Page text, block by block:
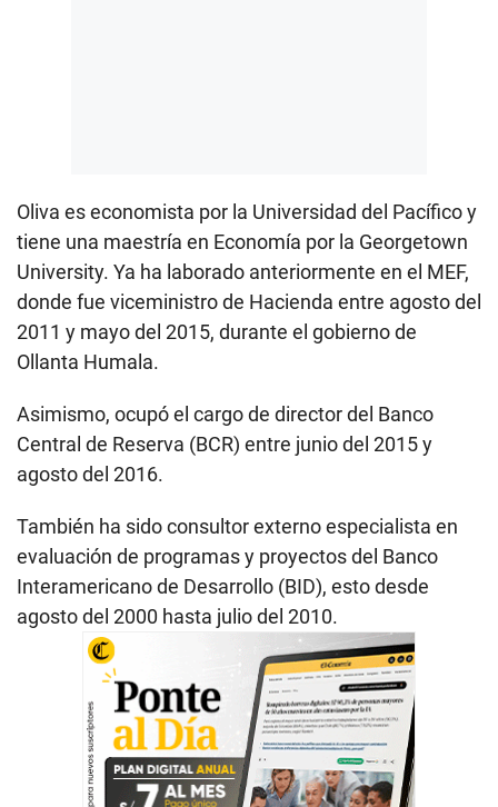
Oliva es economista por la Universidad del Pacífico y
tiene una maestría en Economía por la Georgetown
University. Ya ha laborado anteriormente en el MEF,
donde fue viceministro de Hacienda entre agosto del
2011 y mayo del 2015, durante el gobierno de
Ollanta Humala.
Asimismo, ocupó el cargo de director del Banco
Central de Reserva (BCR) entre junio del 2015 y
agosto del 2016.
También ha sido consultor externo especialista en
evaluación de programas y proyectos del Banco
Interamericano de Desarrollo (BID), esto desde
agosto del 2000 hasta julio del 2010.